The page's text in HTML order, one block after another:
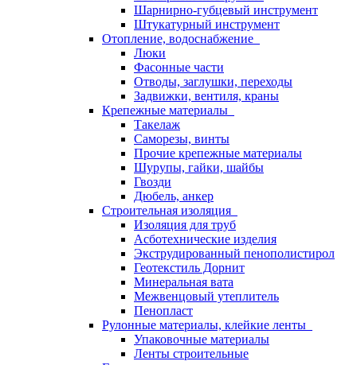
Шарнирно-губцевый инструмент
Штукатурный инструмент
Отопление, водоснабжение
Люки
Фасонные части
Отводы, заглушки, переходы
Задвижки, вентиля, краны
Крепежные материалы
Такелаж
Саморезы, винты
Прочие крепежные материалы
Шурупы, гайки, шайбы
Гвозди
Дюбель, анкер
Строительная изоляция
Изоляция для труб
Асботехнические изделия
Экструдированный пенополистирол
Геотекстиль Дорнит
Минеральная вата
Межвенцовый утеплитель
Пенопласт
Рулонные материалы, клейкие ленты
Упаковочные материалы
Ленты строительные